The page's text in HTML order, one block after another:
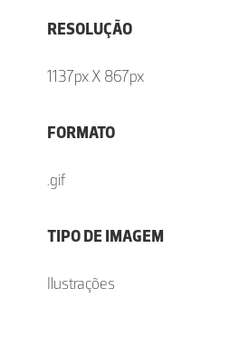
RESOLUÇÃO
1137px X 867px
FORMATO
.gif
TIPO DE IMAGEM
Ilustrações